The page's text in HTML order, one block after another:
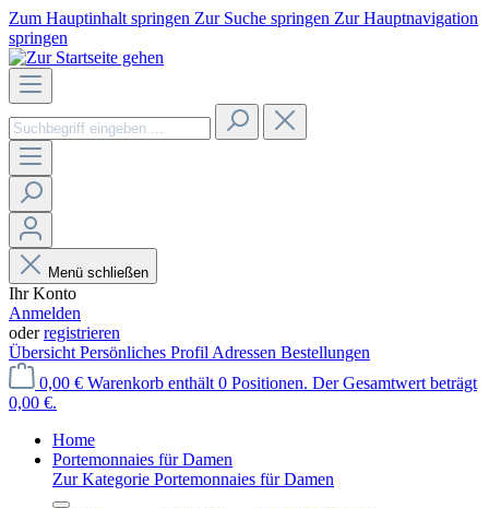
Zum Hauptinhalt springen Zur Suche springen Zur Hauptnavigation
springen
Menü schließen
Ihr Konto
Anmelden
oderregistrieren
Übersicht Persönliches Profil Adressen Bestellungen
0,00 € Warenkorb enthält 0 Positionen. Der Gesamtwert beträgt
0,00 €.
Home
Portemonnaies für Damen
Zur Kategorie Portemonnaies für Damen